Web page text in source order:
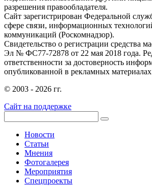
разрешения правообладателя.
Сайт зарегистрирован Федеральной
сфере связи, информационных
коммуникаций (Роскомнадзор).
Свидетельство о регистрации средства
Эл № ФС77-72878 от 22 мая 2018 года.
ответственности за достоверность
опубликованной в рекламных
© 2003 - 2026 гг.
Сайт на поддержке
Новости
Статьи
Мнения
Фотогалерея
Мероприятия
Спецпроекты